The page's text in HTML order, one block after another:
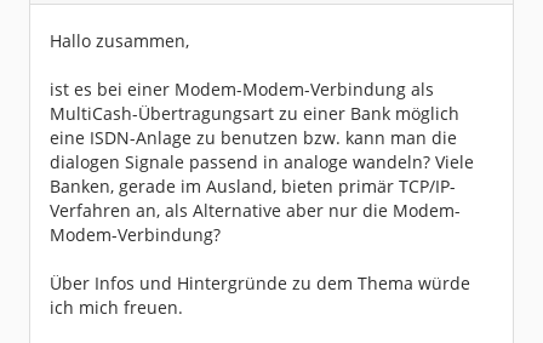
Dabei seit:
10 / 2004
Hallo zusammen,
ist es bei einer Modem-Modem-Verbindung als
MultiCash-Übertragungsart zu einer Bank möglich
eine ISDN-Anlage zu benutzen bzw. kann man die
dialogen Signale passend in analoge wandeln? Viele
Banken, gerade im Ausland, bieten primär TCP/IP-
Verfahren an, als Alternative aber nur die Modem-
Modem-Verbindung?
Über Infos und Hintergründe zu dem Thema würde
ich mich freuen.